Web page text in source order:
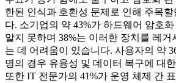
한된 인식과 호환성 문제로 인해 주목할
다. 소기업의 약 43%가 하드웨어 암호
알지 못하며 38%는 이러한 장치를 레
는 데 어려움이 있습니다. 사용자의 약
명의 경우 유용성 및 데이터 복구에 대
또한 IT 전문가의 41%가 운영 체제 간